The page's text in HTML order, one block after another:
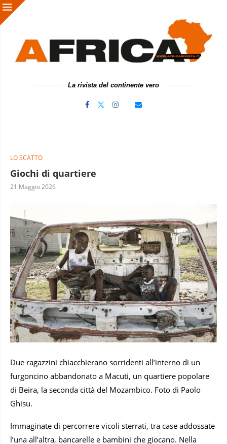
La rivista del continente vero
LO SCATTO
Giochi di quartiere
21 Maggio 2026
Due ragazzini chiacchierano sorridenti all’interno di un
furgoncino abbandonato a Macuti, un quartiere popolare
di Beira, la seconda città del Mozambico. Foto di Paolo
Ghisu.
Immaginate di percorrere vicoli sterrati, tra case addossate
l’una all’altra, bancarelle e bambini che giocano. Nella